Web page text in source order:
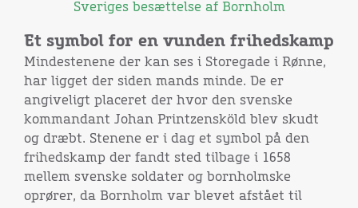
Sveriges besættelse af Bornholm
Et symbol for en vunden frihedskamp
Mindestenene der kan ses i Storegade i Rønne,
har ligget der siden mands minde. De er
angiveligt placeret der hvor den svenske
kommandant Johan Printzensköld blev skudt
og dræbt. Stenene er i dag et symbol på den
frihedskamp der fandt sted tilbage i 1658
mellem svenske soldater og bornholmske
oprører, da Bornholm var blevet afstået til